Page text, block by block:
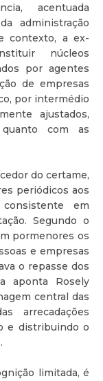
acentuada
administração
contexto, a ex-
núcleos
por agentes
de empresas
por intermédio
ajustados,
com as
do certame,
periódicos aos
em
Segundo o
pormenores os
e empresas
o repasse dos
aponta Rosely
central das
arrecadações
e distribuindo o
limitada, é